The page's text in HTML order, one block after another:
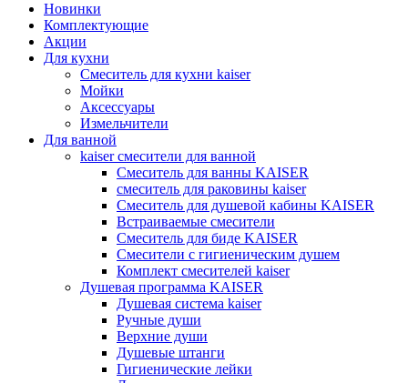
Новинки
Комплектующие
Акции
Для кухни
Cмеситель для кухни kaiser
Мойки
Аксессуары
Измельчители
Для ванной
kaiser смесители для ванной
Смеситель для ванны KAISER
смеситель для раковины kaiser
Смеситель для душевой кабины KAISER
Встраиваемые смесители
Смеситель для биде KAISER
Смесители с гигиеническим душем
Комплект смесителей kaiser
Душевая программа KAISER
Душевая система kaiser
Ручные души
Верхние души
Душевые штанги
Гигиенические лейки